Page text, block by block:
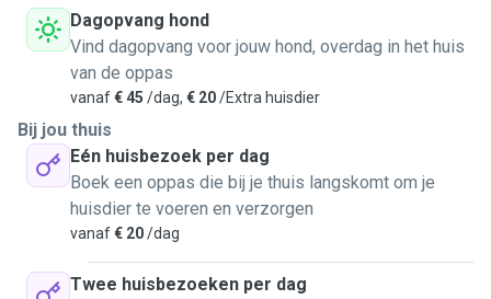
Dagopvang hond
Vind dagopvang voor jouw hond, overdag in het huis
van de oppas
vanaf€ 45 /dag, € 20/Extra huisdier
Bij jou thuis
Eén huisbezoek per dag
Boek een oppas die bij je thuis langskomt om je
huisdier te voeren en verzorgen
vanaf€ 20/dag
Twee huisbezoeken per dag